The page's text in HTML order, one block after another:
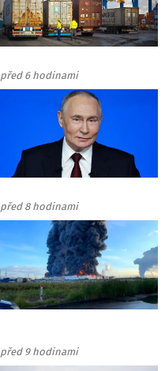
před 6 hodinami
před 8 hodinami
před 9 hodinami